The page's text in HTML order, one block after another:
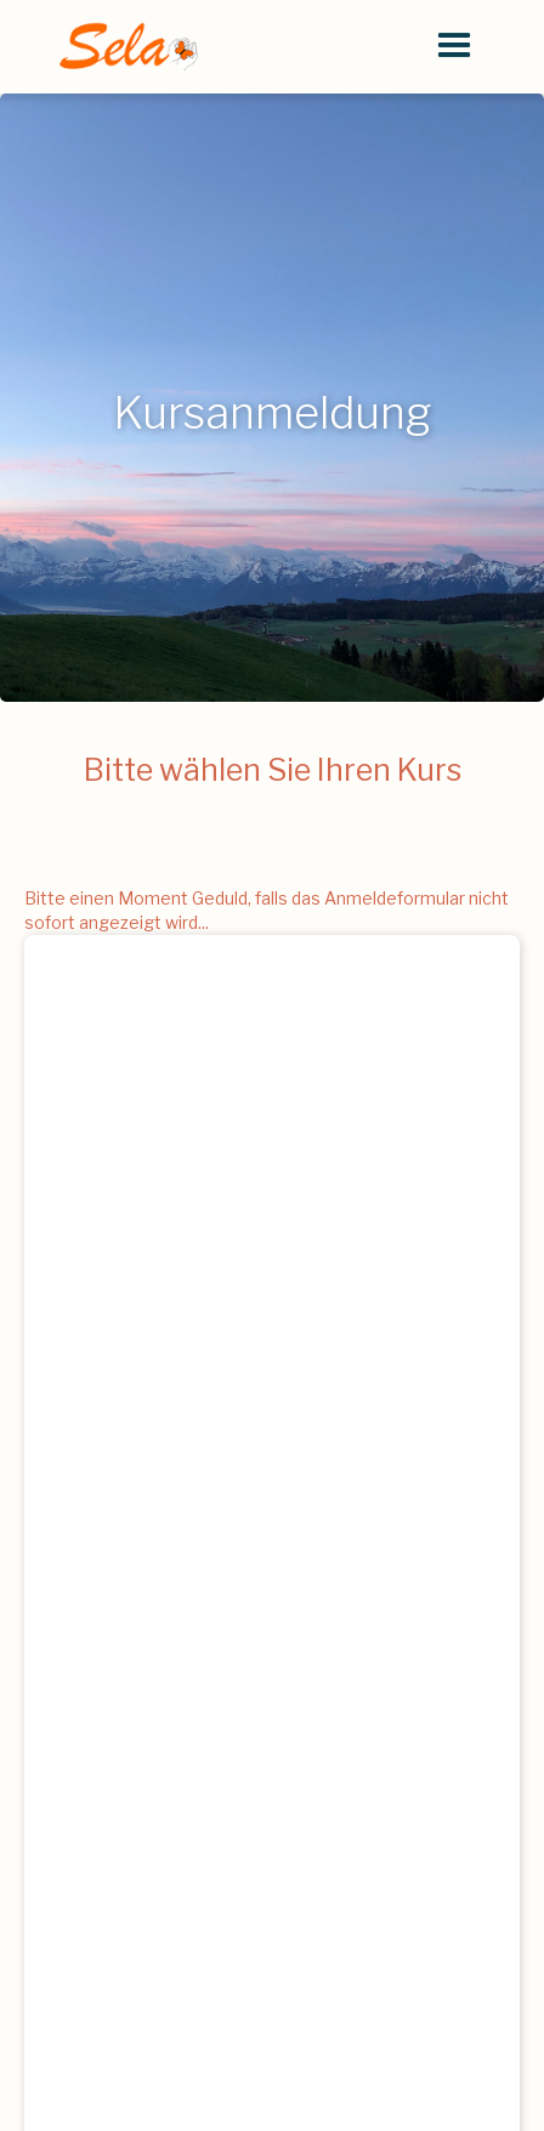
Kursanmeldung
Bitte wählen Sie Ihren Kurs
Bitte einen Moment Geduld, falls das Anmeldeformular nicht
sofort angezeigt wird...